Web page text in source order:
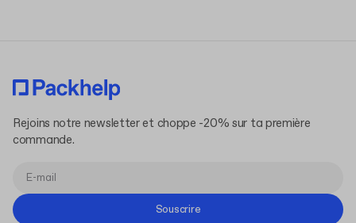
Rejoins notre newsletter et choppe -20% sur ta première
commande.
Souscrire